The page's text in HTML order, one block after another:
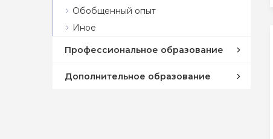
Обобщенный опыт
Иное
Профессиональное образование
Дополнительное образование